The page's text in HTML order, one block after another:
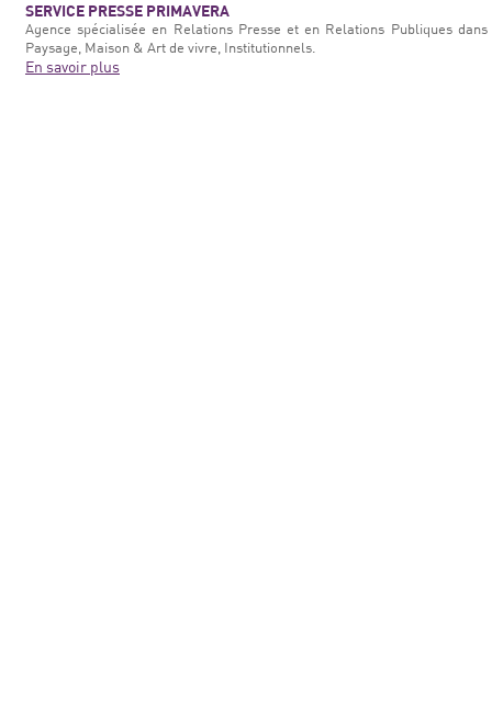
SERVICE PRESSE PRIMAVERA
Agence spécialisée en Relations Presse et en Relations Publiques
Paysage, Maison & Art de vivre, Institutionnels.
En savoir plus